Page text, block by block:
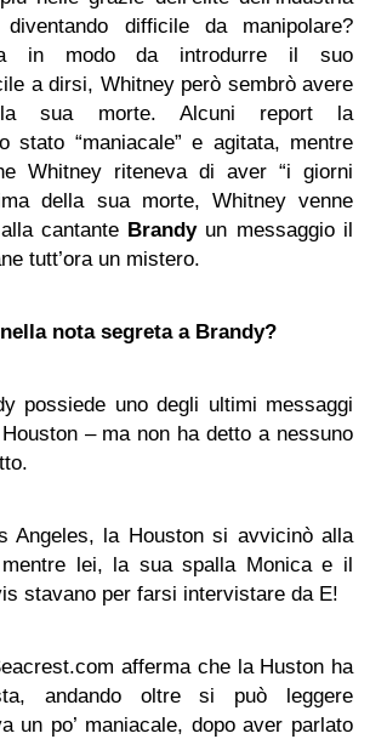
difficile da manipolare?
in modo da introdurre il suo
a dirsi, Whitney però sembrò avere
sua morte. Alcuni report la
stato “maniacale” e agitata, mentre
Whitney riteneva di aver “i giorni
della sua morte, Whitney venne
cantante Brandyun messaggio il
tutt’ora un mistero.
nota segreta a Brandy?
possiede uno degli ultimi messaggi
– ma non ha detto a nessuno
Angeles, la Houston si avvicinò alla
lei, la sua spalla Monica e il
stavano per farsi intervistare da E!
afferma che la Huston ha
andando oltre si può leggere
un po’ maniacale, dopo aver parlato